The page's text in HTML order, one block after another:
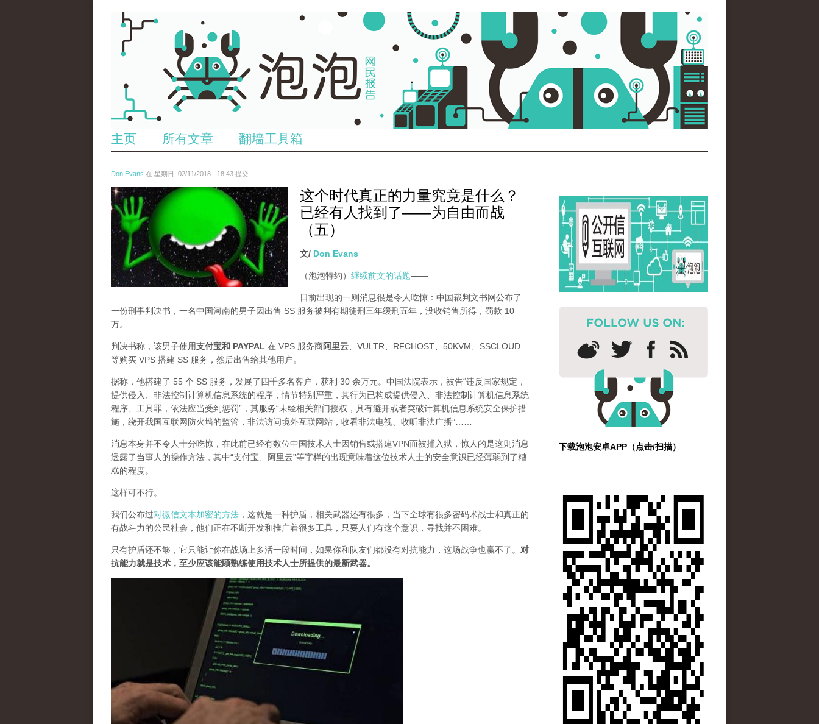
主页 所有文章 翻墙工具箱
Don Evans 在 星期日, 02/11/2018 - 18:43 提交
wechatimg1429.jpeg
这个时代真正的力量究竟是什么？
已经有人找到了——为自由而战
（五）
文/ Don Evans
（泡泡特约） 继续前文的话题——
日前出现的一则消息很是令人吃惊：中国裁判文书网公布了
一份刑事判决书，一名中国河南的男子因出售 SS 服务被判有期徒刑三年缓刑五年，没收销售所得，罚款 10
万。
判决书称，该男子使用支付宝和 PAYPAL 在 VPS 服务商阿里云 、VULTR、RFCHOST、50KVM、SSCLOUD
等购买 VPS 搭建 SS 服务，然后出售给其他用户。
据称，他搭建了 55 个 SS 服务，发展了四千多名客户，获利 30 余万元。中国法院表示，被告“违反国家规定，
提供侵入、非法控制计算机信息系统的程序，情节特别严重，其行为已构成提供侵入、非法控制计算机信息系统
程序、工具罪，依法应当受到惩罚”，其服务“未经相关部门授权，具有避开或者突破计算机信息系统安全保护措
施，绕开我国互联网防火墙的监管，非法访问境外互联网站，收看非法电视、收听非法广播”……
消息本身并不令人十分吃惊，在此前已经有数位中国技术人士因销售或搭建VPN而被捕入狱，惊人的是这则消息
透露了当事人的操作方法，其中“支付宝、阿里云”等字样的出现意味着这位技术人士的安全意识已经薄弱到了糟
糕的程度。
这样可不行。
我们公布过对微信文本加密的方法 ，这就是一种护盾，相关武器还有很多，当下全球有很多密码术战士和真正的
有战斗力的公民社会，他们正在不断开发和推广着很多工具，只要人们有这个意识，寻找并不困难。
只有护盾还不够，它只能让你在战场上多活一段时间，如果你和队友们都没有对抗能力，这场战争也赢不了。 对
抗能力就是技术，至少应该能顾熟练使用技术人士所提供的最新武器。
下载泡泡安卓APP（点击/扫描）